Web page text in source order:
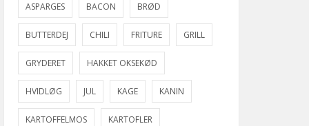
ASPARGES BACON BRØD
BUTTERDEJ CHILI FRITURE GRILL
GRYDERET HAKKET OKSEKØD
HVIDLØG JUL KAGE KANIN
KARTOFFELMOS KARTOFLER